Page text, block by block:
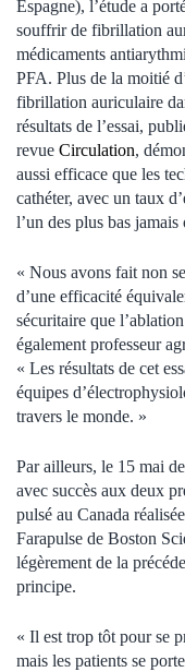
Espagne), l’étude a
souffrir de fibrillation
médicaments
PFA. Plus de la moitié
fibrillation auriculaire
résultats de l’essai,
revue Circulation,
aussi efficace que les
cathéter, avec un taux
l’un des plus bas jamais
« Nous avons fait non
d’une efficacité
sécuritaire que
également professeur
« Les résultats de cet
équipes
travers le monde. »
Par ailleurs, le 15 mai
avec succès aux deux
pulsé au Canada
Farapulse de Boston
légèrement de la
principe.
« Il est trop tôt pour se
mais les patients se